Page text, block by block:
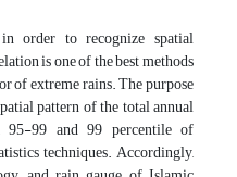
order to recognize spatial
is one of the best methods
of extreme rains. The purpose
pattern of the total annual
95-99 and 99 percentile of
techniques. Accordingly,